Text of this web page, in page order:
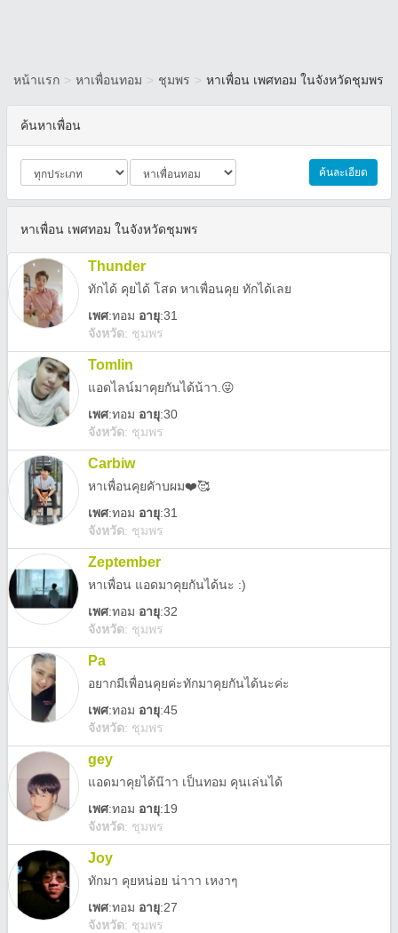
หน้าแรก > หาเพื่อนทอม > ชุมพร > หาเพื่อน เพศทอม ในจังหวัดชุมพร
ค้นหาเพื่อน
ค้นละเอียด
หาเพื่อน เพศทอม ในจังหวัดชุมพร
Thunder
ทักได้ คุยได้ โสด หาเพื่อนคุย ทักได้เลย
เพศ:ทอม อายุ:31
จังหวัด: ชุมพร
Tomlin
แอดไลน์มาคุยกันได้น้าา.😜
เพศ:ทอม อายุ:30
จังหวัด: ชุมพร
Carbiw
หาเพื่อนคุยคัาบผม❤️🥰
เพศ:ทอม อายุ:31
จังหวัด: ชุมพร
Zeptember
หาเพื่อน แอดมาคุยกันได้นะ :)
เพศ:ทอม อายุ:32
จังหวัด: ชุมพร
Pa
อยากมีเพื่อนคุยค่ะทักมาคุยกันได้นะค่ะ
เพศ:ทอม อายุ:45
จังหวัด: ชุมพร
gey
แอดมาคุยได้น๊าา เป็นทอม คุนเล่นได้
เพศ:ทอม อายุ:19
จังหวัด: ชุมพร
Joy
ทักมา คุยหน่อย น่าาา เหงาๆ
เพศ:ทอม อายุ:27
จังหวัด: ชุมพร